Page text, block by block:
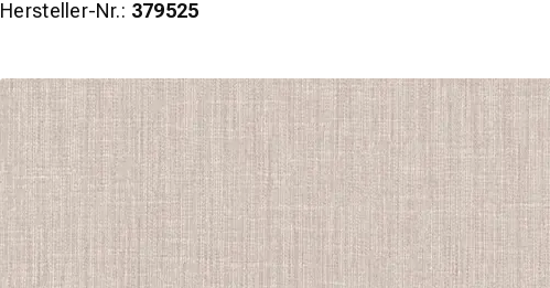
Hersteller-Nr.: 379525